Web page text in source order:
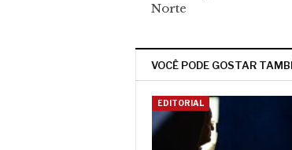
Norte
VOCÊ PODE GOSTAR
EDITORIAL